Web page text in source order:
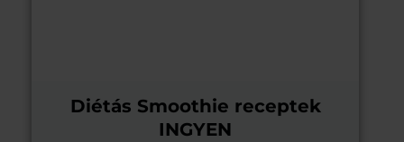
Diétás Smoothie receptek
INGYEN